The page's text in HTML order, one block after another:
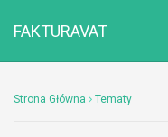
FAKTURAVAT
Strona Główna Tematy